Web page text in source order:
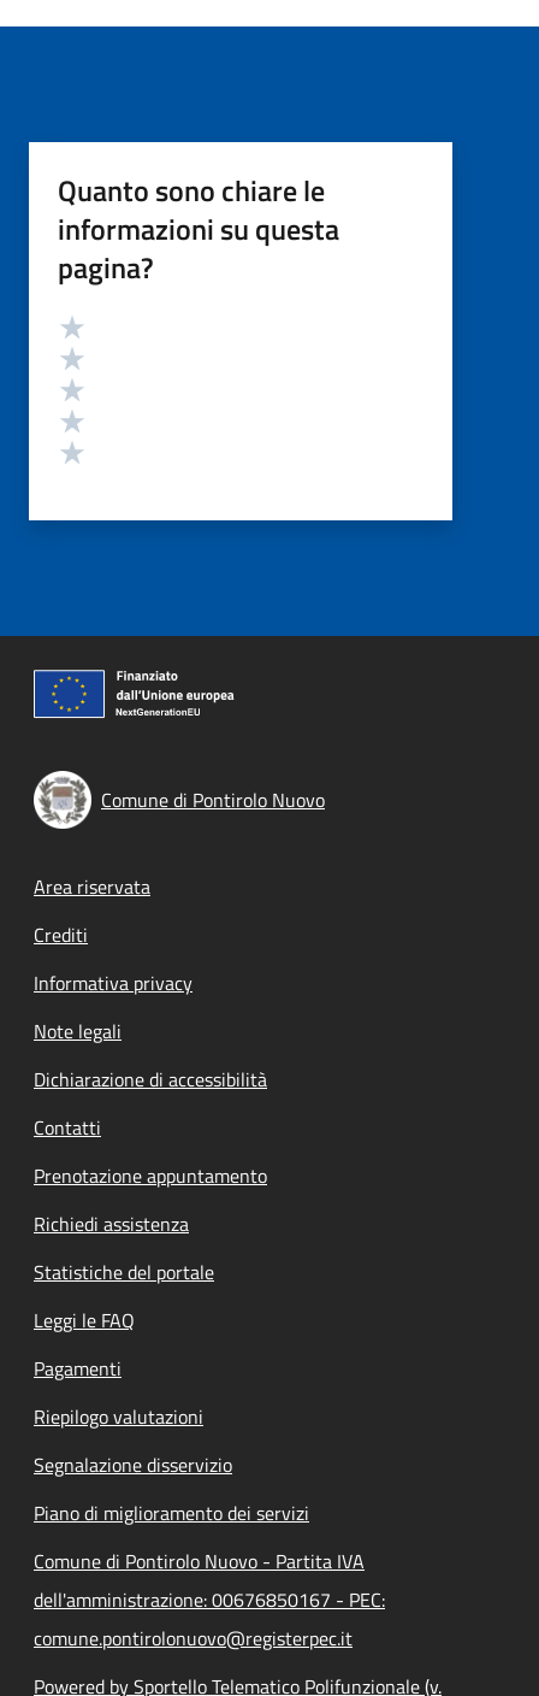
Quanto sono chiare le
informazioni su questa
pagina?
Valutazione
Comune di Pontirolo Nuovo
Footer menu
Area riservata
Crediti
Informativa privacy
Note legali
Dichiarazione di accessibilità
Contatti
Prenotazione appuntamento
Richiedi assistenza
Statistiche del portale
Leggi le FAQ
Pagamenti
Riepilogo valutazioni
Segnalazione disservizio
Piano di miglioramento dei servizi
Comune di Pontirolo Nuovo - Partita IVA
dell'amministrazione: 00676850167 - PEC:
comune.pontirolonuovo@registerpec.it
Powered by Sportello Telematico Polifunzionale (v.